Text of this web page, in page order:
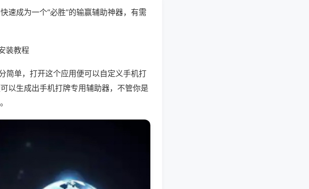
速成为一个“必胜”的输赢辅助神器，有需
装教程
简单，打开这个应用便可以自定义手机打
以生成出手机打牌专用辅助器，不管你是